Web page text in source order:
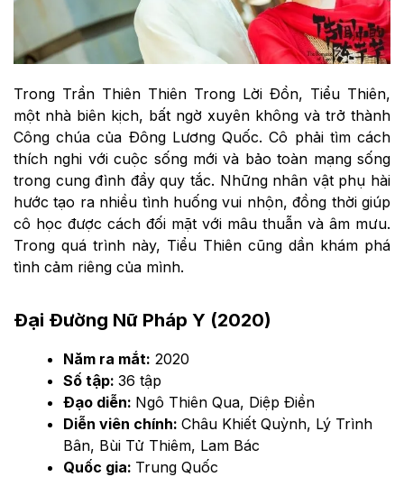
Trong Trần Thiên Thiên Trong Lời Đồn, Tiểu Thiên,
một nhà biên kịch, bất ngờ xuyên không và trở thành
Công chúa của Đông Lương Quốc. Cô phải tìm cách
thích nghi với cuộc sống mới và bảo toàn mạng sống
trong cung đình đầy quy tắc. Những nhân vật phụ hài
hước tạo ra nhiều tình huống vui nhộn, đồng thời giúp
cô học được cách đối mặt với mâu thuẫn và âm mưu.
Trong quá trình này, Tiểu Thiên cũng dần khám phá
tình cảm riêng của mình.
Đại Đường Nữ Pháp Y (2020)
Năm ra mắt: 2020
Số tập: 36 tập
Đạo diễn: Ngô Thiên Qua, Diệp Điền
Diễn viên chính: Châu Khiết Quỳnh, Lý Trình
Bân, Bùi Tử Thiêm, Lam Bác
Quốc gia: Trung Quốc